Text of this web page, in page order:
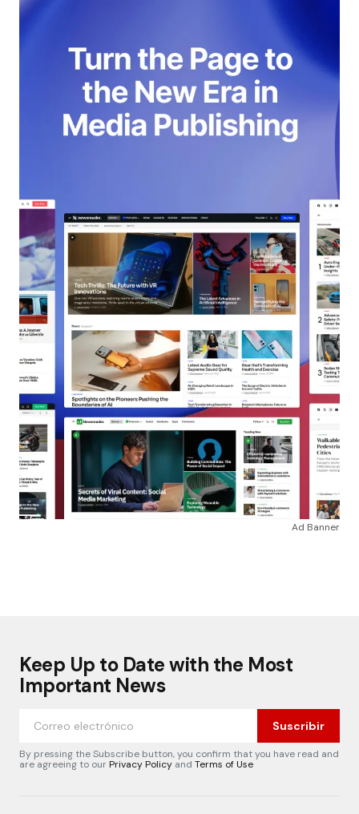
Ad Banner
Keep Up to Date with the Most
Important News
Suscribir
By pressing the Subscribe button, you confirm that you have read and
are agreeing to ourPrivacy Policy and Terms of Use